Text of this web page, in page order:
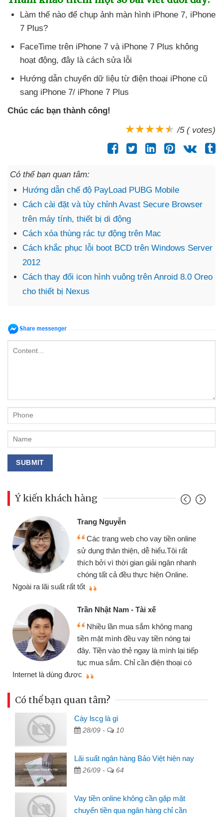
Làm thế nào để chụp ảnh màn hình iPhone 7, iPhone
7 Plus?
FaceTime trên iPhone 7 và iPhone 7 Plus không
hoạt động, đây là cách sửa lỗi
Hướng dẫn chuyển dữ liệu từ điện thoại iPhone cũ
sang iPhone 7/ iPhone 7 Plus
Chúc các bạn thành công!
/5 ( votes)
Có thể bạn quan tâm:
Hướng dẫn chế độ PayLoad PUBG Mobile
Cách cài đặt và tùy chỉnh Avast Secure Browser
trên máy tính, thiết bị di động
Cách xóa thùng rác tự động trên Mac
Cách khắc phục lỗi boot BCD trên Windows Server
2012
Cách thay đổi icon hình vuông trên Anroid 8.0 Oreo
cho thiết bị Nexus
Ý kiến khách hàng
vay tiền online
hiểu.Tôi rất
ngân nhanh
hiện Online.
không mang
tiền nóng tại
là mình lại tiếp
điện thoại có
Mình cần tiền gấp nên
chiếc xe wave nhưng
gói vay tiền bằng CMND
cần gặp mặt nên rất tiện
thiệu cho bạn bè biết
Cấn Văn Lực - Tạp hóa
nhiều lúc cần vốn nhập
đến website qua bạn bè
đã giải quyết được công
Có thể bạn quan tâm?
Cày lscg là gì
28/09 - 10
Lãi suất ngân hàng Bảo Việt hiện nay
26/09 - 64
Vay tiền online không cần gặp mặt
chuyển tiền qua ngân hàng chỉ cần